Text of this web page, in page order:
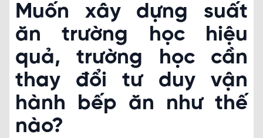
Muốn xây dựng suất
ăn trường học hiệu
quả, trường học cần
thay đổi tư duy vận
hành bếp ăn như thế
nào?